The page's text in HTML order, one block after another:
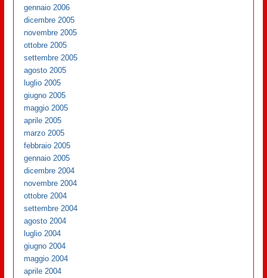
gennaio 2006
dicembre 2005
novembre 2005
ottobre 2005
settembre 2005
agosto 2005
luglio 2005
giugno 2005
maggio 2005
aprile 2005
marzo 2005
febbraio 2005
gennaio 2005
dicembre 2004
novembre 2004
ottobre 2004
settembre 2004
agosto 2004
luglio 2004
giugno 2004
maggio 2004
aprile 2004